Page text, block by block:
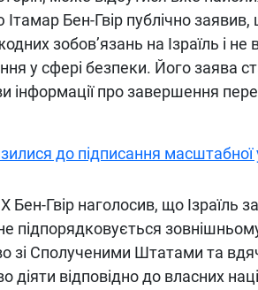
Ітамар Бен-Гвір публічно
зобов’язань на Ізраїль і
у сфері безпеки. Його заява
інформації про завершення
до підписання масштабної
Бен-Гвір наголосив, що
зі Сполученими Штатами та
відповідно до власних